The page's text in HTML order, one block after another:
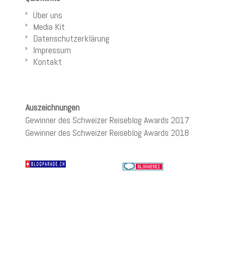
Über uns
Media Kit
Datenschutzerklärung
Impressum
Kontakt
Auszeichnungen
Gewinner des Schweizer Reiseblog Awards 2017
Gewinner des Schweizer Reiseblog Awards 2018